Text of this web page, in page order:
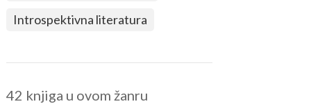
Introspektivna literatura
42 knjiga u ovom žanru